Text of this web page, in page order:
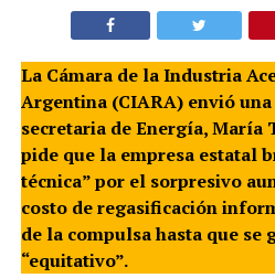
La Cámara de la Industria
Argentina (CIARA) envió
secretaria de Energía, María
pide que la empresa estatal
técnica” por el sorpresivo
costo de regasificación
de la compulsa hasta que se
“equitativo”.